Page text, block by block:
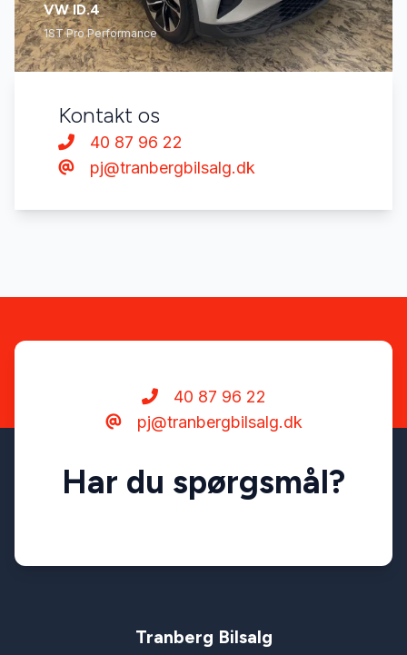
VW ID.4
1ST Pro Performance
Kontakt os
40 87 96 22
pj@tranbergbilsalg.dk
40 87 96 22
pj@tranbergbilsalg.dk
Har du spørgsmål?
Tranberg Bilsalg